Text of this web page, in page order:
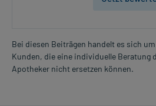
Bei diesen Beiträgen handelt es sich
Kunden, die eine individuelle Beratung
Apotheker nicht ersetzen können.